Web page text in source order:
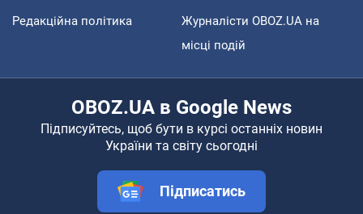
Редакційна політика
Журналісти OBOZ.UA на
місці подій
OBOZ.UA в Google News
Підписуйтесь, щоб бути в курсі останніх новин
України та світу сьогодні
Підписатись